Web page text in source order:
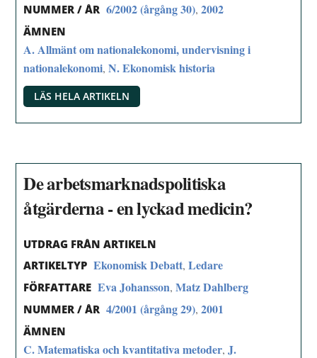
NUMMER / ÅR 6/2002 (årgång 30),2002
ÄMNEN
A. Allmänt om nationalekonomi, undervisning i
nationalekonomi,N. Ekonomisk historia
LÄS HELA ARTIKELN
De arbetsmarknadspolitiska
åtgärderna - en lyckad medicin?
UTDRAG FRÅN ARTIKELN
ARTIKELTYP Ekonomisk Debatt,Ledare
FÖRFATTARE Eva Johansson,Matz Dahlberg
NUMMER / ÅR 4/2001 (årgång 29),2001
ÄMNEN
C. Matematiska och kvantitativa metoder,J.